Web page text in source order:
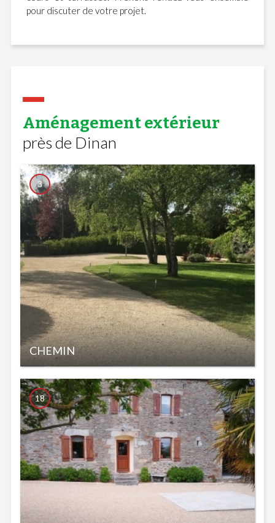
pour discuter de votre projet.
Aménagement extérieur
près de Dinan
CHEMIN
3
18